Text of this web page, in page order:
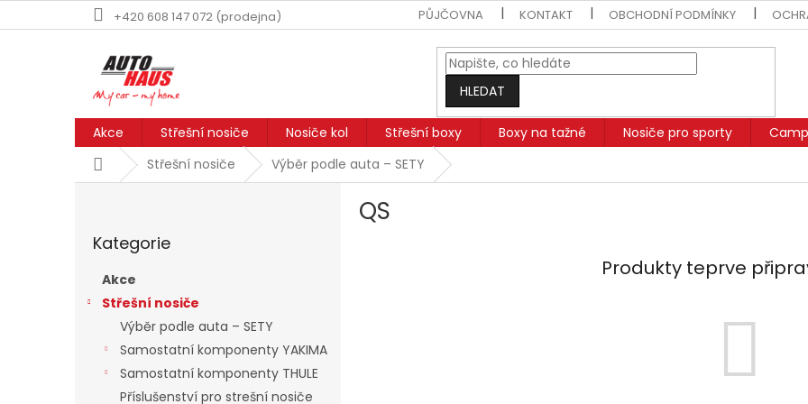
na
+420 608 147 072 (prodejna) PŮJČOVNA KONTAKT OBCHODNÍ PODMÍNKY
HLEDAT
Akce Střešní nosiče Nosiče kol Střešní boxy Boxy na tažné Nosiče pro sporty
DomůStřešní nosiče Výběr podle auta – SETY
kategorie
Kategorie
Akce
Střešní nosiče
Výběr podle auta – SETY
Samostatní komponenty YAKIMA
Samostatní komponenty THULE
Příslušenství pro strešní nosiče
QS
Produkty teprve